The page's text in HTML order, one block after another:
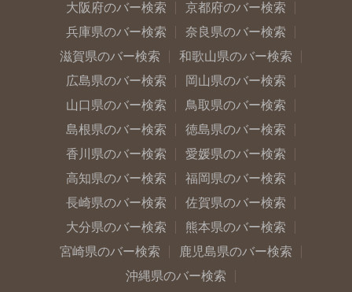
大阪府のバー検索
京都府のバー検索
兵庫県のバー検索
奈良県のバー検索
滋賀県のバー検索
和歌山県のバー検索
広島県のバー検索
岡山県のバー検索
山口県のバー検索
鳥取県のバー検索
島根県のバー検索
徳島県のバー検索
香川県のバー検索
愛媛県のバー検索
高知県のバー検索
福岡県のバー検索
長崎県のバー検索
佐賀県のバー検索
大分県のバー検索
熊本県のバー検索
宮崎県のバー検索
鹿児島県のバー検索
沖縄県のバー検索